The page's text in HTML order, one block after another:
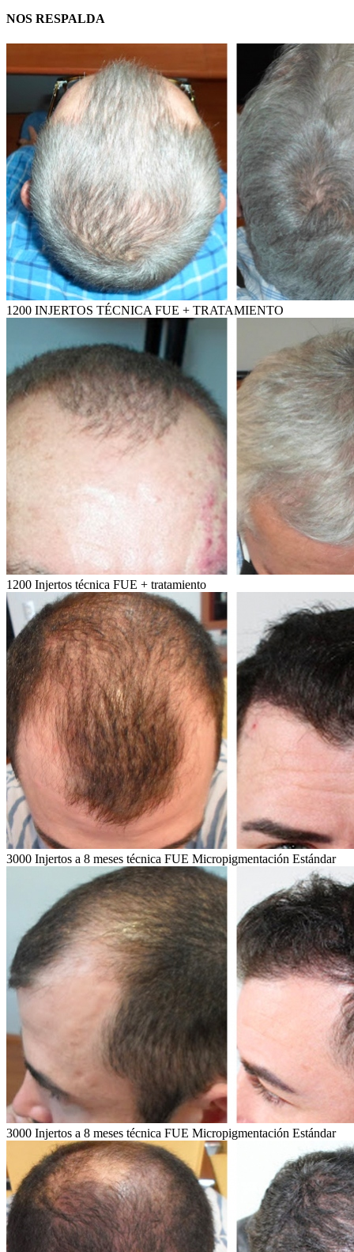
NOS RESPALDA
1200 INJERTOS TÉCNICA FUE + TRATAMIENTO
1200 Injertos técnica FUE + tratamiento
3000 Injertos a 8 meses técnica FUE Micropigmentación Estándar
3000 Injertos a 8 meses técnica FUE Micropigmentación Estándar